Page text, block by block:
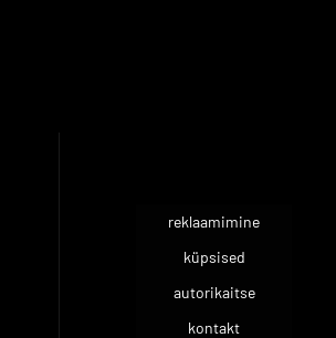
reklaamimine
küpsised
autorikaitse
kontakt